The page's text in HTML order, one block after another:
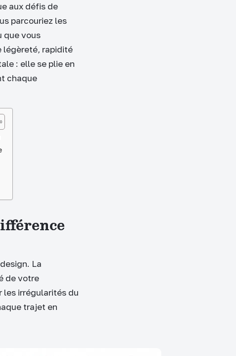
aux défis de
parcouriez les
que vous
légèreté, rapidité
: elle se plie en
chaque
La
de votre
les irrégularités du
trajet en